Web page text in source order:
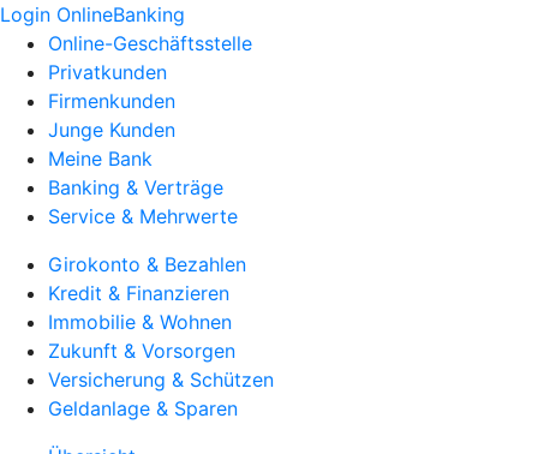
Login OnlineBanking
Online-Geschäftsstelle
Privatkunden
Firmenkunden
Junge Kunden
Meine Bank
Banking & Verträge
Service & Mehrwerte
Girokonto & Bezahlen
Kredit & Finanzieren
Immobilie & Wohnen
Zukunft & Vorsorgen
Versicherung & Schützen
Geldanlage & Sparen